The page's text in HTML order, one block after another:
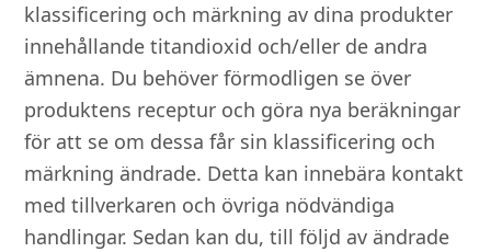
klassificering och märkning av dina produkter
innehållande titandioxid och/eller de andra
ämnena. Du behöver förmodligen se över
produktens receptur och göra nya beräkningar
för att se om dessa får sin klassificering och
märkning ändrade. Detta kan innebära kontakt
med tillverkaren och övriga nödvändiga
handlingar. Sedan kan du, till följd av ändrade